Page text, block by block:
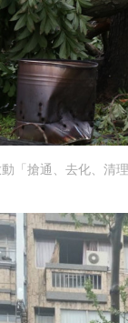
「搶通、去化、清